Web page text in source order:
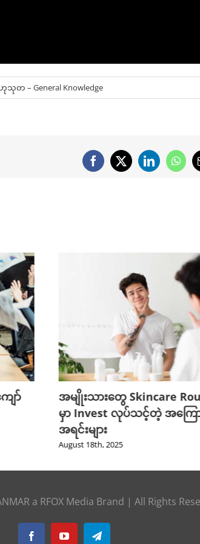
– General Knowledge
Facebook
X LinkedIn
ော်
အမျိုးသားတွေ Skincare
မှာ Invest လုပ်သင့်တဲ့ အကြေ
အရင်းများ
August 18th, 2025
a RFOX Media Brand | All Rights
FacebookYouTubeTelegram